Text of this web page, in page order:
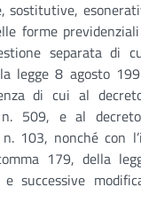
sostitutive,
forme
separata di
legge 8 agosto
di cui al
509, e al
103, nonché con
179, della
successive